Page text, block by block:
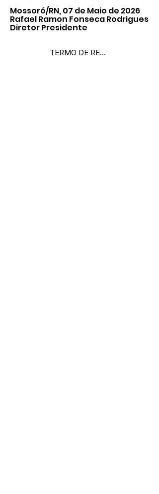
Mossoró/RN, 07 de Maio de 2026
Rafael Ramon Fonseca Rodrigues
Diretor Presidente
TERMO DE REFERÊNCIA